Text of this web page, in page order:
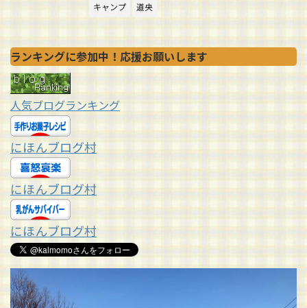
キャンプ 道央
ランキングに参加中！応援お願いします
人気ブログランキング
にほんブログ村
にほんブログ村
にほんブログ村